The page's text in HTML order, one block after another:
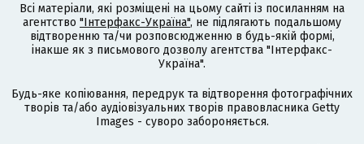
Всі матеріали, які розміщені на цьому сайті із посиланням на
агентство "Інтерфакс-Україна", не підлягають подальшому
відтворенню та/чи розповсюдженню в будь-якій формі,
інакше як з письмового дозволу агентства "Інтерфакс-
Україна".
Будь-яке копіювання, передрук та відтворення фотографічних
творів та/або аудіовізуальних творів правовласника Getty
Images - суворо забороняється.